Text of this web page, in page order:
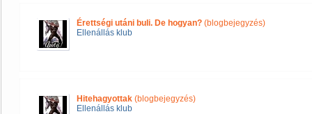
Érettségi utáni buli. De hogyan? (blogbejegyzés)
Ellenállás klub
Hitehagyottak (blogbejegyzés)
Ellenállás klub